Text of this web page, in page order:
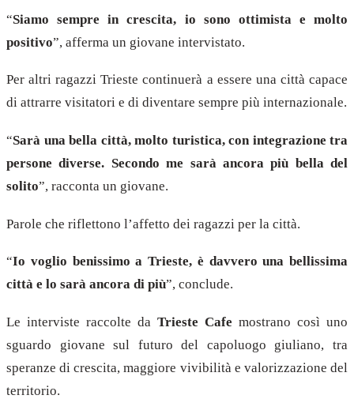
“Siamo sempre in crescita, io sono ottimista e molto
positivo”, afferma un giovane intervistato.
Per altri ragazzi Trieste continuerà a essere una città capace
di attrarre visitatori e di diventare sempre più internazionale.
“Sarà una bella città, molto turistica, con integrazione tra
persone diverse. Secondo me sarà ancora più bella del
solito”, racconta un giovane.
Parole che riflettono l’affetto dei ragazzi per la città.
“Io voglio benissimo a Trieste, è davvero una bellissima
città e lo sarà ancora di più”, conclude.
Le interviste raccolte da Trieste Cafe mostrano così uno
sguardo giovane sul futuro del capoluogo giuliano, tra
speranze di crescita, maggiore vivibilità e valorizzazione del
territorio.